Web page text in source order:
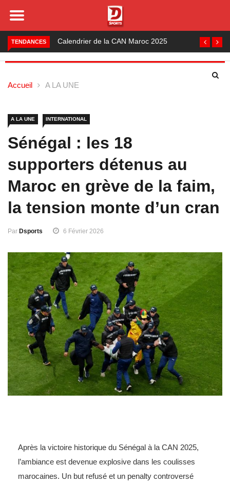
TENDANCES Foot local : les lauréats de la saison 2024-2025
Accueil A LA UNE
A LA UNE INTERNATIONAL
Sénégal : les 18
supporters détenus au
Maroc en grève de la faim,
la tension monte d’un cran
Par Dsports 6 Février 2026
Après la victoire historique du Sénégal à la CAN 2025,
l’ambiance est devenue explosive dans les coulisses
marocaines. Un but refusé et un penalty controversé